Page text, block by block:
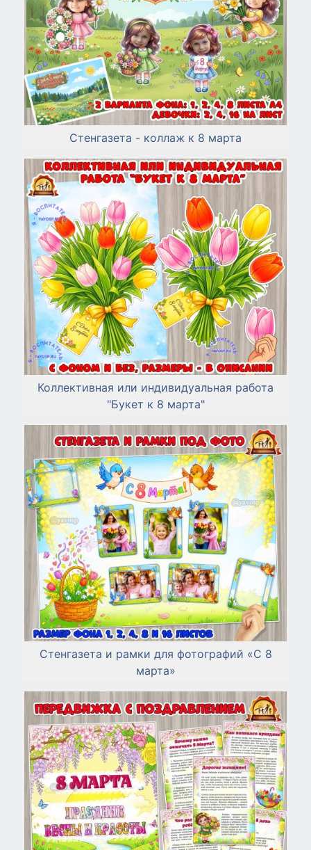
Стенгазета - коллаж к 8 марта
Коллективная или индивидуальная работа
"Букет к 8 марта"
Стенгазета и рамки для фотографий «С 8
марта»